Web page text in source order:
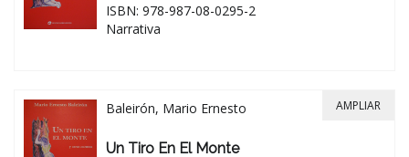
ISBN: 978-987-08-0295-2
Narrativa
Baleirón, Mario Ernesto
Un Tiro En El Monte
AMPLIAR